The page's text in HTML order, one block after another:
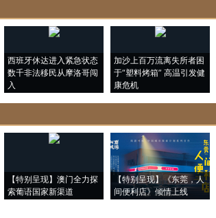
西班牙休达进入紧急状态
数千非法移民从摩洛哥闯
入
加沙上百万流离失所者困
于“塑料烤箱” 高温引发健
康危机
【特别呈现】澳门全力探
索葡语国家新渠道
【特别呈现】《东莞，人
间便利店》倾情上线